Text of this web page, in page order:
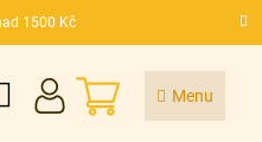
1500 Kč
NÁKUPNÍ
KOŠÍK